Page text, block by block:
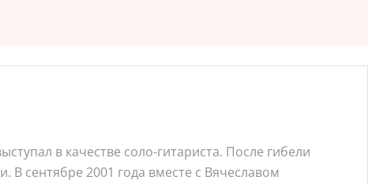
в качестве соло-гитариста. После гибели
В сентябре 2001 года вместе с Вячеславом